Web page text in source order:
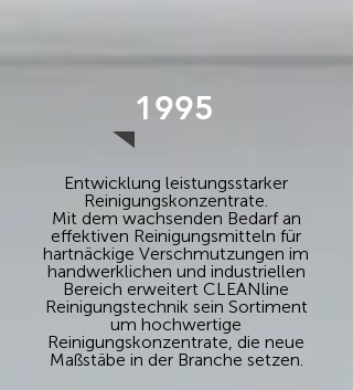
1995
Entwicklung leistungsstarker
Reinigungskonzentrate.
Mit dem wachsenden Bedarf an
effektiven Reinigungsmitteln für
hartnäckige Verschmutzungen im
handwerklichen und industriellen
Bereich erweitert CLEANline
Reinigungstechnik sein Sortiment
um hochwertige
Reinigungskonzentrate, die neue
Maßstäbe in der Branche setzen.